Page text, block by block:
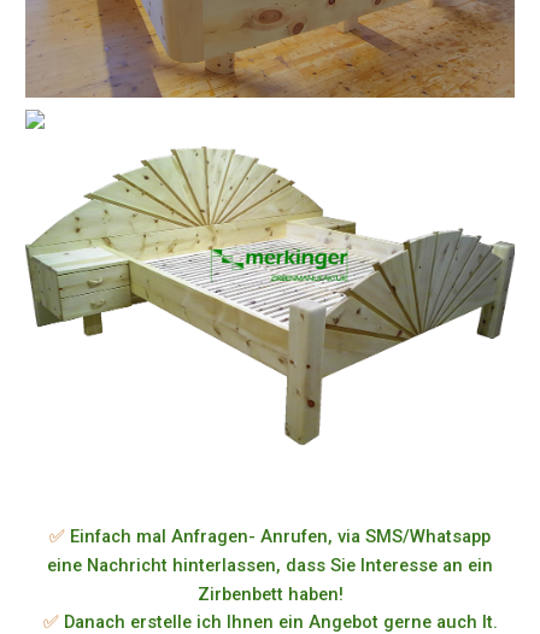
✅ Einfach mal Anfragen- Anrufen, via SMS/Whatsapp
eine Nachricht hinterlassen, dass Sie Interesse an ein
Zirbenbett haben!
✅ Danach erstelle ich Ihnen ein Angebot gerne auch lt.